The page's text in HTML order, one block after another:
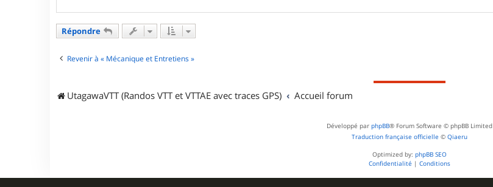
c
e
c
Répondre
Revenir à « Mécanique et Entretiens »
UtagawaVTT (Randos VTT et VTTAE avec traces GPS) Accueil forum
Développé par phpBB® Forum Software © phpBB Limited
Traduction française officielle © Qiaeru
Optimized by: phpBB SEO
Confidentialité | Conditions